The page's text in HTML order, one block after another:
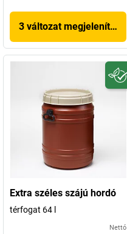
3 változat megjelenítése
Extra széles szájú hordó
térfogat 64 l
Nettó